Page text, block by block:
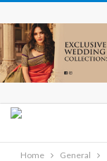
Home General